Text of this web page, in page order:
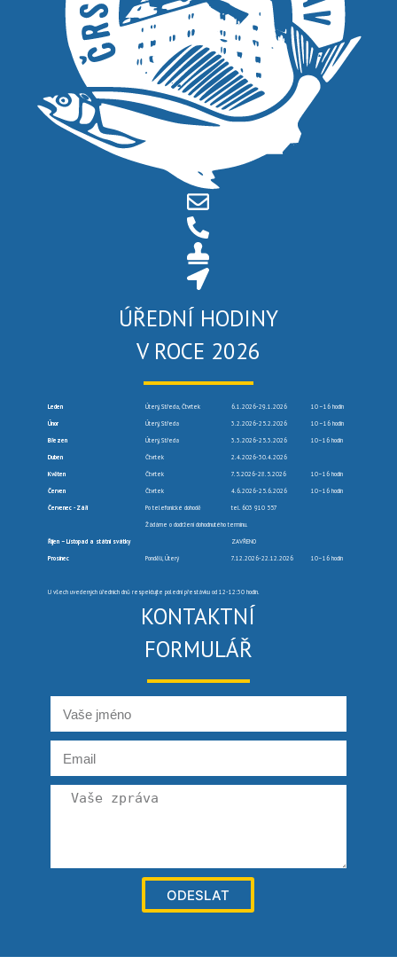
ÚŘEDNÍ HODINY
V ROCE 2026
Leden Úterý, Středa, Čtvrtek 6.1.2026-29.1.2026 10 –16 hodin
Únor Úterý, Středa 3.2.2026-25.2.2026 10 –16 hodin
Březen Úterý, Středa 3.3.2026-25.3.2026 10–16 hodin
Duben Čtvrtek 2.4.2026-30.4.2026
Květen Čtvrtek 7.5.2026-28.5.2026 10–16 hodin
Červen Čtvrtek 4.6.2026-25.6.2026 10–16 hodin
Červenec -Září Po telefonické dohodě tel. 603 910 557
Žádáme o dodržení dohodnutého termínu.
Říjen – Listopad a státní svátky ZAVŘENO
Prosinec Pondělí, Úterý 7.12.2026-22.12.2026 10–16 hodin
U všech uvedených úředních dnů respektujte polední přestávku od 12-12:30 hodin.
KONTAKTNÍ
FORMULÁŘ
ODESLAT